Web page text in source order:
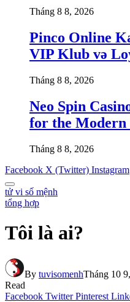
Tháng 8 8, 2026
Pinco Online
VIP Klub və
Tháng 8 8, 2026
Neo Spin
for the Modern
Tháng 8 8, 2026
Facebook X (Twitter) Instagram
tử vi số mệnh
tổng hợp
Tôi là ai?
By tuvisomenhTháng 10
Read
Facebook Twitter Pinterest